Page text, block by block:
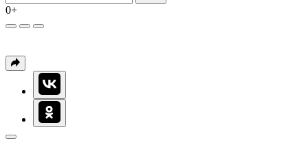
0+